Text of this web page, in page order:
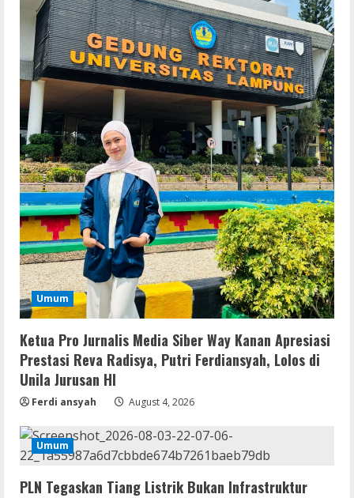
Umum
Ketua Pro Jurnalis Media Siber Way Kanan Apresiasi
Prestasi Reva Radisya, Putri Ferdiansyah, Lolos di
Unila Jurusan HI
Ferdi ansyah August 4, 2026
Umum
PLN Tegaskan Tiang Listrik Bukan Infrastruktur